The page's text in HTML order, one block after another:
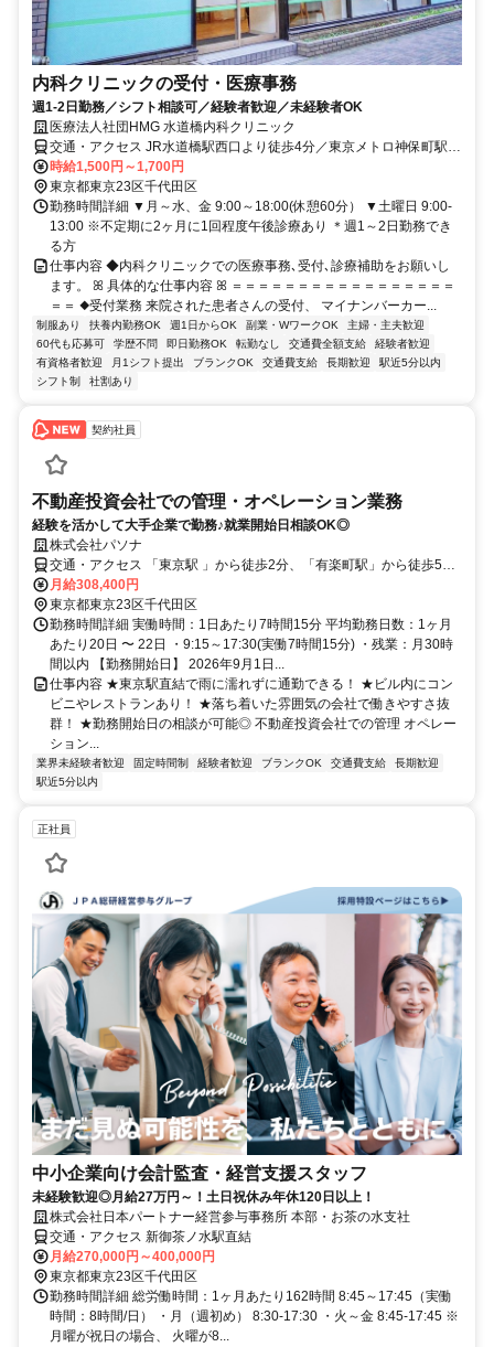
内科クリニックの受付・医療事務
週1-2日勤務／シフト相談可／経験者歓迎／未経験者OK
医療法人社団HMG 水道橋内科クリニック
交通・アクセス JR水道橋駅西口より徒歩4分／東京メトロ神保町駅よ
り徒歩7分
時給1,500円～1,700円
東京都東京23区千代田区
勤務時間詳細 ▼月～水、金 9:00～18:00(休憩60分） ▼土曜日 9:00-
13:00 ※不定期に2ヶ月に1回程度午後診療あり ＊週1～2日勤務でき
る方
仕事内容 ◆内科クリニックでの医療事務､受付､診療補助をお願いし
ます。 ꕤ 具体的な仕事内容 ꕤ ＝＝＝＝＝＝＝＝＝＝＝＝＝＝＝＝＝
＝＝ ◆受付業務 来院された患者さんの受付、 マイナンバーカー...
制服あり 扶養内勤務OK 週1日からOK 副業・WワークOK
主婦・主夫歓迎
60代も応募可
学歴不問 即日勤務OK 転勤なし 交通費全額支給
経験者歓迎
有資格者歓迎
月1シフト提出 ブランクOK 交通費支給 長期歓迎
駅近5分以内
シフト制
社割あり
契約社員
不動産投資会社での管理・オペレーション業務
経験を活かして大手企業で勤務♪就業開始日相談OK◎
株式会社パソナ
交通・アクセス 「東京駅 」から徒歩2分、「有楽町駅」から徒歩5
分、「東京メトロ千代田線 二重橋前駅」から徒歩7分
月給308,400円
東京都東京23区千代田区
勤務時間詳細 実働時間：1日あたり7時間15分 平均勤務日数：1ヶ月
あたり20日 〜 22日 ・9:15～17:30(実働7時間15分) ・残業：月30時
間以内 【勤務開始日】 2026年9月1日...
仕事内容 ★東京駅直結で雨に濡れずに通勤できる！ ★ビル内にコン
ビニやレストランあり！ ★落ち着いた雰囲気の会社で働きやすさ抜
群！ ★勤務開始日の相談が可能◎ 不動産投資会社での管理 オペレー
ション...
業界未経験者歓迎 固定時間制 経験者歓迎 ブランクOK 交通費支給
長期歓迎
駅近5分以内
正社員
中小企業向け会計監査・経営支援スタッフ
未経験歓迎◎月給27万円～！土日祝休み年休120日以上！
株式会社日本パートナー経営参与事務所 本部・お茶の水支社
交通・アクセス 新御茶ノ水駅直結
月給270,000円～400,000円
東京都東京23区千代田区
勤務時間詳細 総労働時間：1ヶ月あたり162時間 8:45～17:45（実働
時間：8時間/日） ・月（週初め） 8:30-17:30 ・火～金 8:45-17:45 ※
月曜が祝日の場合、 火曜が8...